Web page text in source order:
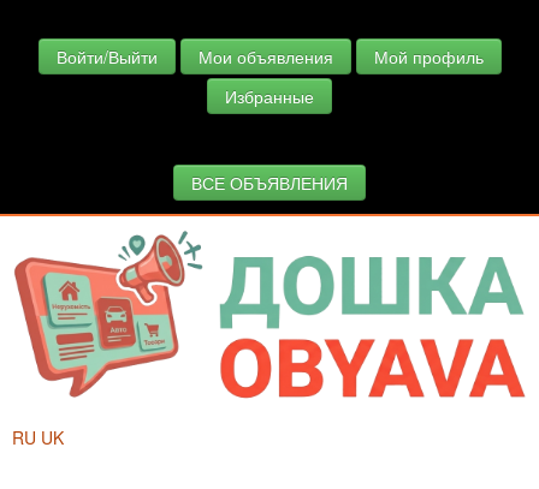
Войти/Выйти Мои объявления
Мой профиль
Избранные
ВСЕ ОБЪЯВЛЕНИЯ
RU UK